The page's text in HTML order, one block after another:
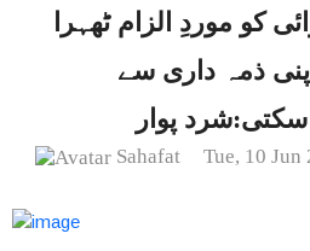
کو موردِ الزام ٹھہرا
ذمہ داری سے
پوار
Sahafat Tue, 10 Jun